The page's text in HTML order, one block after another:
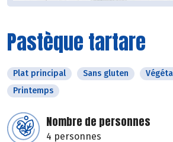
Pastèque tartare
Plat principal Sans gluten
Printemps
Nombre de personnes
4 personnes